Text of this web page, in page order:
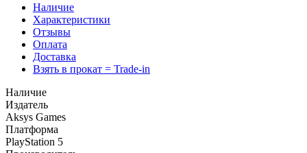
Наличие
Характеристики
Отзывы
Оплата
Доставка
Взять в прокат = Trade-in
Наличие
Издатель
Aksys Games
Платформа
PlayStation 5